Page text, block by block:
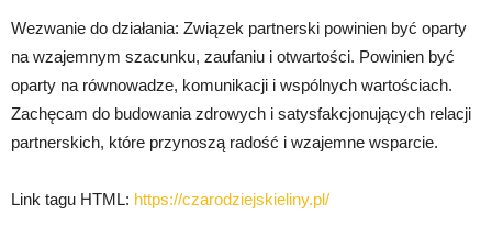
Wezwanie do działania: Związek partnerski powinien być oparty
na wzajemnym szacunku, zaufaniu i otwartości. Powinien być
oparty na równowadze, komunikacji i wspólnych wartościach.
Zachęcam do budowania zdrowych i satysfakcjonujących relacji
partnerskich, które przynoszą radość i wzajemne wsparcie.
Link tagu HTML: https://czarodziejskieliny.pl/